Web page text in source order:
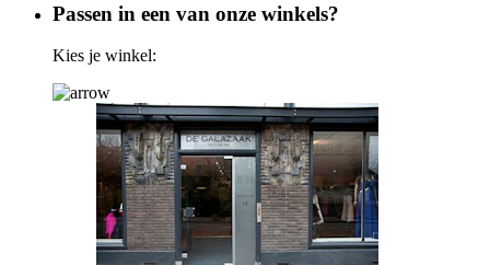
Passen in een van onze winkels?
Kies je winkel: